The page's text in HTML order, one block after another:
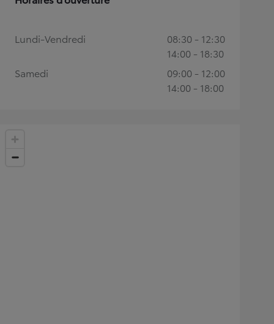
Lundi-Vendredi
08:30 - 12:30
14:00 - 18:30
Samedi
09:00 - 12:00
14:00 - 18:00